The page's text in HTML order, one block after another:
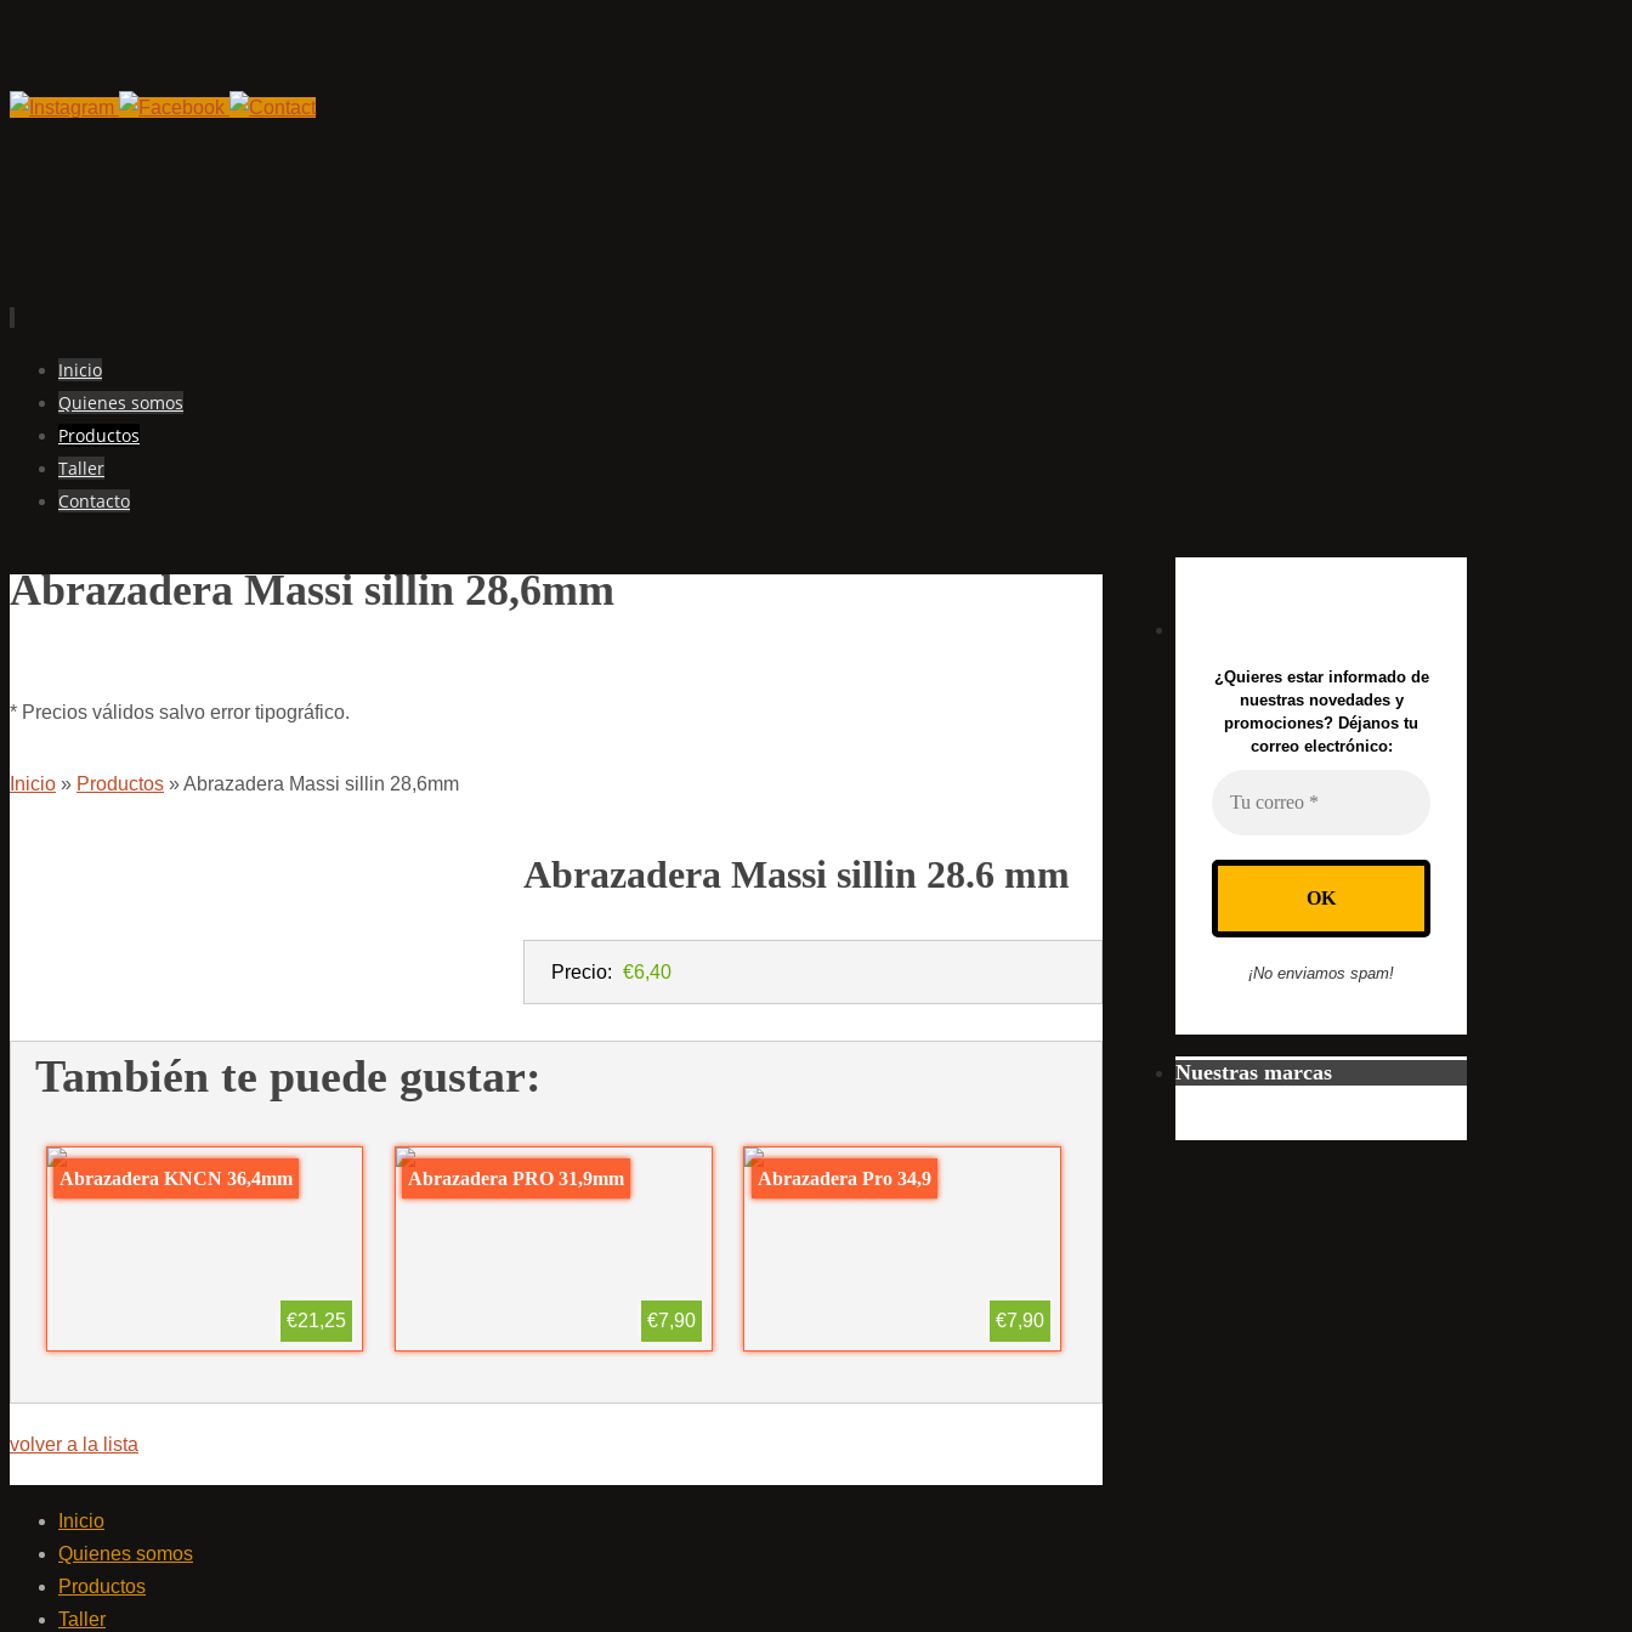
contenido
Inicio
Quienes somos
Productos
Taller
Contacto
Abrazadera Massi sillin 28,6mm
* Precios válidos salvo error tipográfico.
Inicio » Productos »Abrazadera Massi sillin 28,6mm
Abrazadera Massi sillin 28.6 mm
Precio: €6,40
También te puede gustar:
Abrazadera KNCN 36,4mm
€21,25
Abrazadera PRO 31,9mm
€7,90
Abrazadera Pro 34,9
€7,90
volver a la lista
¿Quieres estar informado de
nuestras novedades y
promociones? Déjanos tu
correo electrónico:
¡No enviamos spam!
Nuestras marcas
Inicio
Quienes somos
Productos
Taller